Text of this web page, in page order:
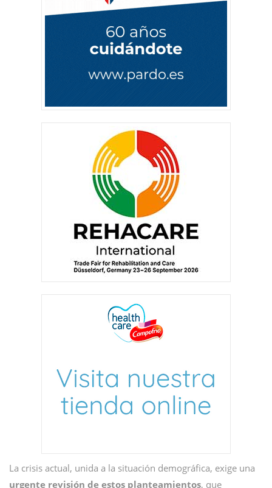
La crisis actual, unida a la situación demográfica, exige una
urgente revisión de estos planteamientos, que